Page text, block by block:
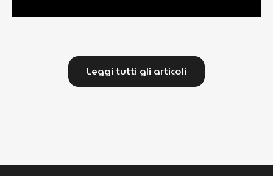
Leggi tutti gli articoli